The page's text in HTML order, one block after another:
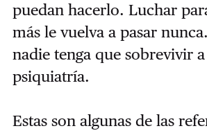
puedan hacerlo. Luchar
más le vuelva a pasar
nadie tenga que sobrevivir
psiquiatría.
Estas son algunas de las